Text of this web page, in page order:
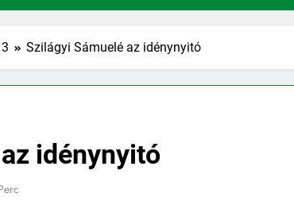
Szilágyi Sámuelé az idénynyitó
idénynyitó